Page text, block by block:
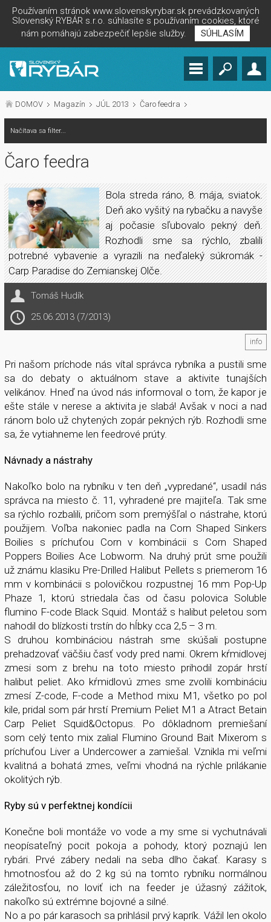
Používaním stránok www.slovenskyrybar.sk prevádzkovaných
Slovenský RYBÁR s.r.o. súhlasíte s používaním cookies, ktoré
nám pomáhajú zabezpečiť lepšie služby.
SÚHLASÍM
DOMOV Magazín JÚL 2013 Čaro feedra
Načítava sa filter...
Čaro feedra
Bola streda ráno, 8. mája, sviatok.
Deň ako vyšitý na rybačku a navyše
aj počasie sľubovalo pekný deň.
Rozhodli sme sa rýchlo, zbalili
potrebné vybavenie a vyrazili na neďaleký súkromák -
Carp Paradise do Zemianskej Olče.
Tomáš Hudík
25.06.2013 (7/2013)
info
Pri našom príchode nás vítal správca rybníka a pustili sme
sa do debaty o aktuálnom stave a aktivite tunajších
velikánov. Hneď na úvod nás informoval o tom, že kapor je
ešte stále v nerese a aktivita je slabá! Avšak v noci a nad
ránom bolo už chytených zopár pekných rýb. Rozhodli sme
sa, že vytiahneme len feedrové prúty.
Návnady a nástrahy
Nakoľko bolo na rybníku v ten deň „vypredané“, usadil nás
správca na miesto č. 11, vyhradené pre majiteľa. Tak sme
sa rýchlo rozbalili, pričom som premýšľal o nástrahe, ktorú
použijem. Voľba nakoniec padla na Corn Shaped Sinkers
Boilies s príchuťou Corn v kombinácii s Corn Shaped
Poppers Boilies Ace Lobworm. Na druhý prút sme použili
už známu klasiku Pre-Drilled Halibut Pellets s priemerom 16
mm v kombinácii s polovičkou rozpustnej 16 mm Pop-Up
Phaze 1, ktorú striedala čas od času polovica Soluble
flumino F-code Black Squid. Montáž s halibut peletou som
nahodil do blízkosti trstín do hĺbky cca 2,5 – 3 m.
S druhou kombináciou nástrah sme skúšali postupne
prehadzovať väčšiu časť vody pred nami. Okrem kŕmidlovej
zmesi som z brehu na toto miesto prihodil zopár hrstí
halibut peliet. Ako kŕmidlovú zmes sme zvolili kombináciu
zmesí Z-code, F-code a Method mixu M1, všetko po pol
kile, pridal som pár hrstí Premium Peliet M1 a Atract Betain
Carp Peliet Squid&Octopus. Po dôkladnom premiešaní
som celý tento mix zalial Flumino Ground Bait Mixerom s
príchuťou Liver a Undercower a zamiešal. Vznikla mi veľmi
kvalitná a bohatá zmes, veľmi vhodná na rýchle prilákanie
okolitých rýb.
Ryby sú v perfektnej kondícii
Konečne boli montáže vo vode a my sme si vychutnávali
neopísateľný pocit pokoja a pohody, ktorý poznajú len
rybári. Prvé zábery nedali na seba dlho čakať. Karasy s
hmotnosťou až do 2 kg sú na tomto rybníku normálnou
záležitosťou, no loviť ich na feeder je úžasný zážitok,
nakoľko sú extrémne bojovné a silné.
No a po pár karasoch sa prihlásil prvý kaprík. Vážil len okolo